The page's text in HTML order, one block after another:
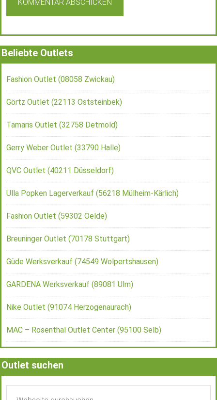
Beliebte Outlets
Fashion Outlet (08058 Zwickau)
Görtz Outlet (22113 Oststeinbek)
Tamaris Outlet (32758 Detmold)
Gerry Weber Outlet (33790 Halle)
QVC Outlet (40211 Düsseldorf)
Ulla Popken Lagerverkauf (56218 Mülheim-Kärlich)
Fashion Outlet (59302 Oelde)
Breuninger Outlet (70178 Stuttgart)
Güde Werksverkauf (74549 Wolpertshausen)
GARDENA Werksverkauf (89081 Ulm)
Nike Outlet (91074 Herzogenaurach)
MAC – Rosenthal Outlet Center (95100 Selb)
Outlet suchen